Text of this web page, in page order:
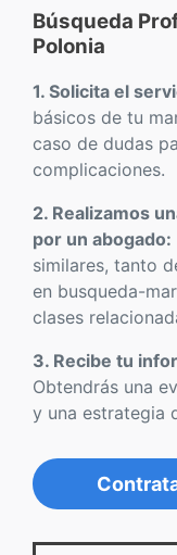
Búsqueda
Polonia
1. Solicita el
básicos de tu
caso de dudas
complicaciones.
2. Realizamos
por un abogado:
similares, tanto
en busqueda-
clases
3. Recibe tu
Obtendrás una
y una estrategia